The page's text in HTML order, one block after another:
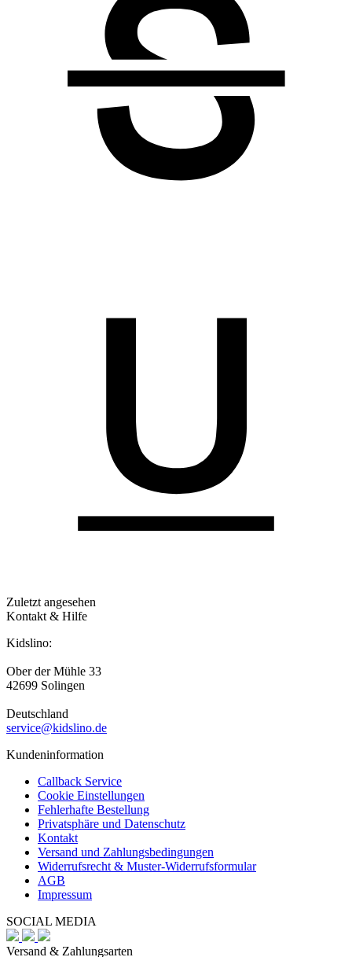
Zuletzt angesehen
Kontakt & Hilfe
Kidslino:
Ober der Mühle 33
42699 Solingen
Deutschland
service@kidslino.de
Kundeninformation
Callback Service
Cookie Einstellungen
Fehlerhafte Bestellung
Privatsphäre und Datenschutz
Kontakt
Versand und Zahlungsbedingungen
Widerrufsrecht & Muster-Widerrufsformular
AGB
Impressum
SOCIAL MEDIA
Versand & Zahlungsarten